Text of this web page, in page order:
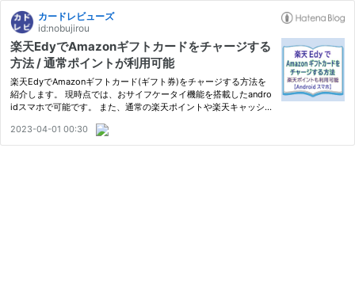
カードレビューズ
id:nobujirou
楽天EdyでAmazonギフトカードをチャージする
方法 / 通常ポイントが利用可能
楽天EdyでAmazonギフトカード(ギフト券)をチャージする方法を
紹介します。 現時点では、おサイフケータイ機能を搭載したandro
idスマホで可能です。 また、通常の楽天ポイントや楽天キャッシュ
ードにチャージすることもできます。 この記事では、楽天EdyでA
mazon…
2023-04-01 00:30